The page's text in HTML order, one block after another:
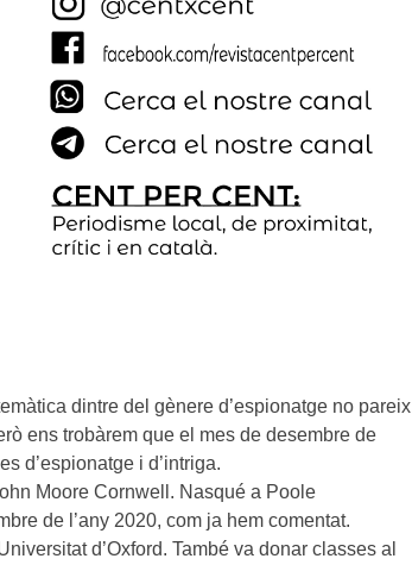
dintre del gènere d’espionatge no pareix
ens trobàrem que el mes de desembre de
d’espionatge i d’intriga.
Moore Cornwell. Nasqué a Poole
de l’any 2020, com ja hem comentat.
d’Oxford. També va donar classes al